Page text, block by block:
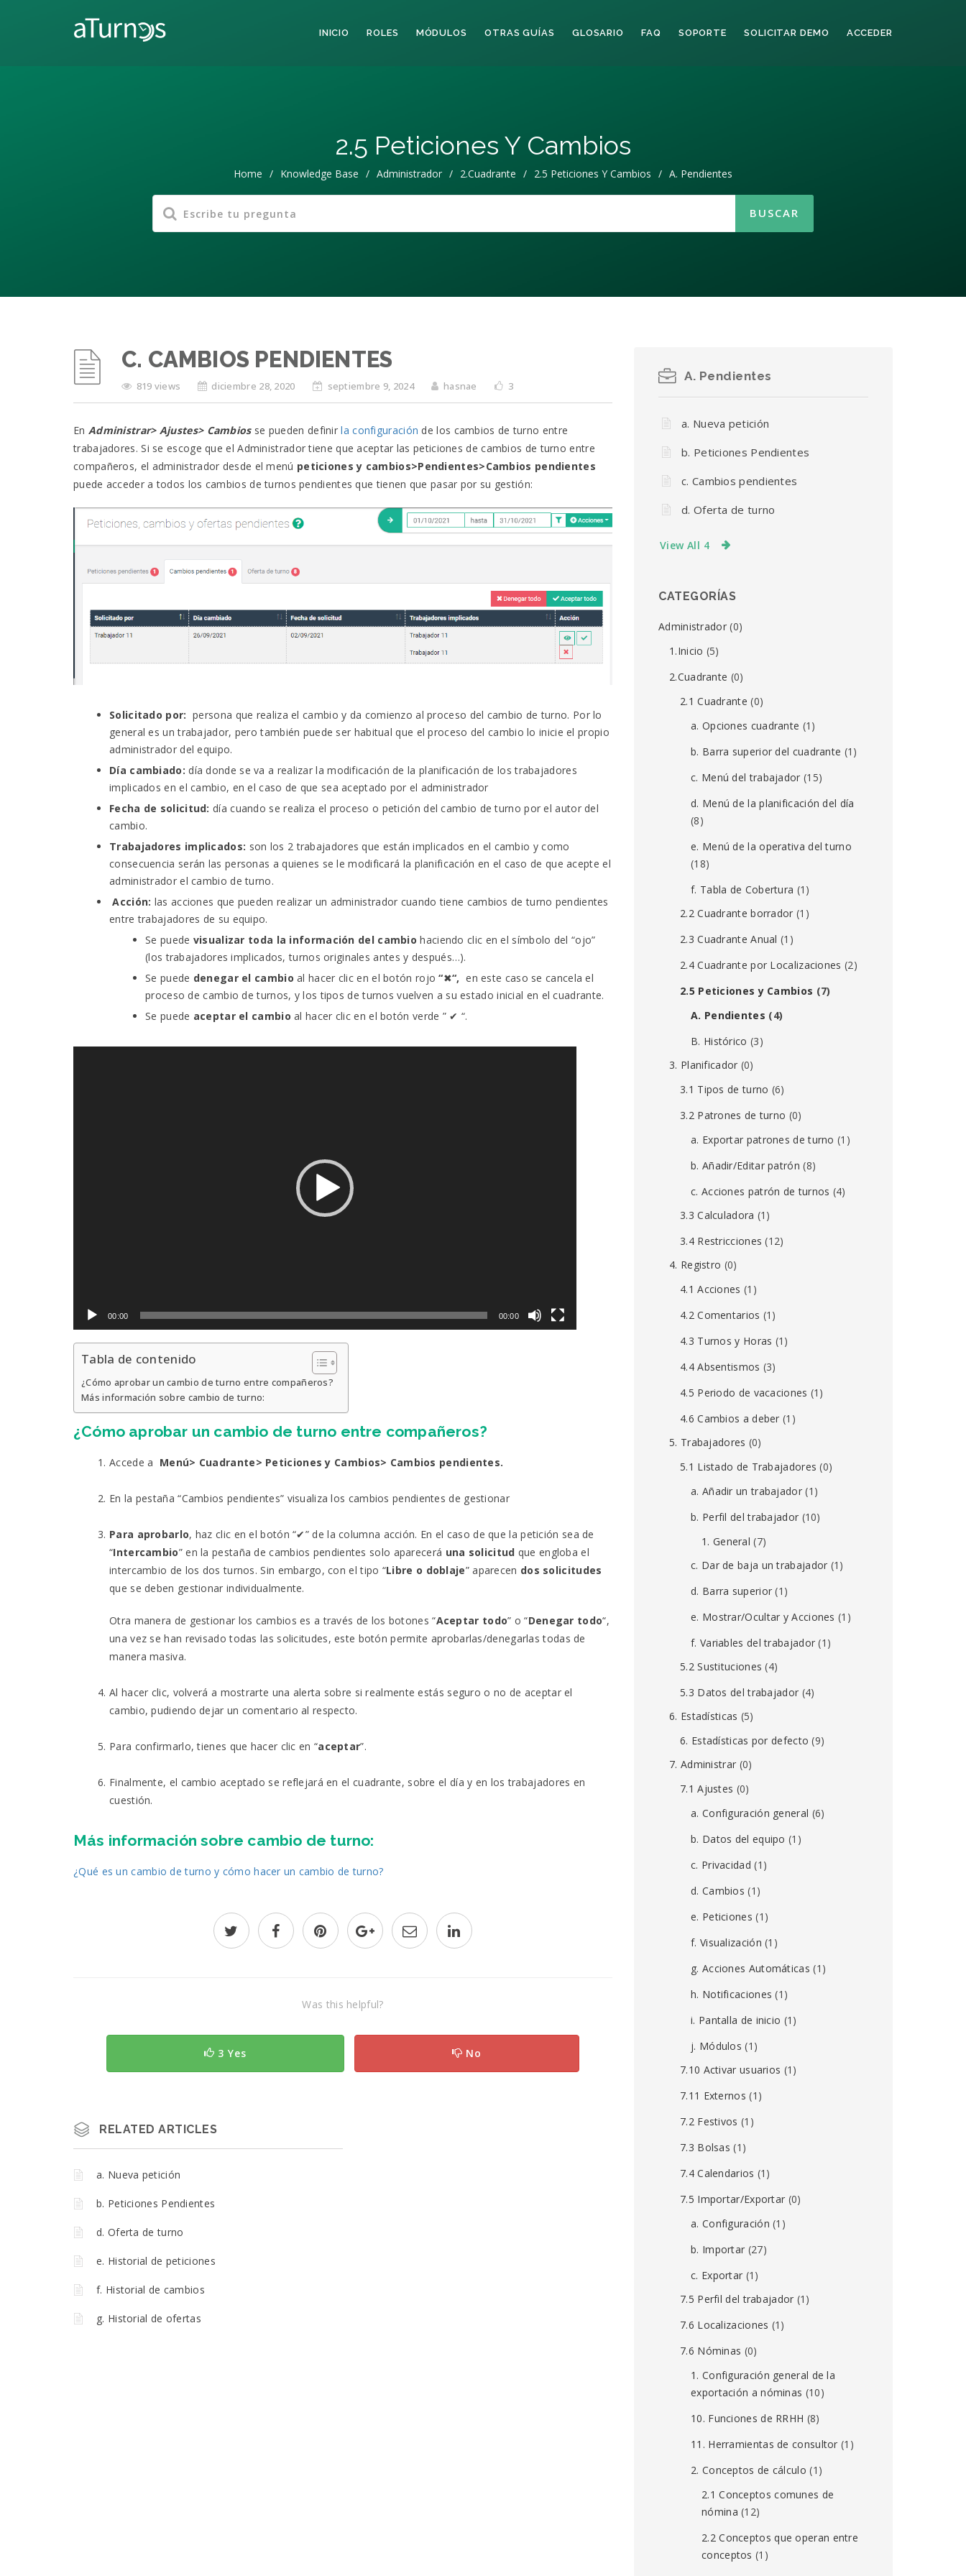
INICIO ROLES MÓDULOS OTRAS GUÍAS GLOSARIO FAQ SOPORTE SOLICITAR DEMO ACCEDER
2.5 Peticiones Y Cambios
Home / Knowledge Base / Administrador / 2.Cuadrante / 2.5 Peticiones Y Cambios / A. Pendientes
C. CAMBIOS PENDIENTES
819 views diciembre 28, 2020 septiembre 9, 2024 hasnae 3
En Administrar> Ajustes> Cambiosse pueden definirla configuración de los cambios de turno entre
trabajadores.Si se escoge que el Administrador tiene que aceptar las peticiones de cambios de turno entre
compañeros, el administrador desde el menú peticiones y cambios>Pendientes>Cambios pendientes
puede acceder a todos los cambios de turnos pendientes que tienen que pasar por su gestión:
Solicitado por: persona que realiza el cambio y da comienzo al proceso del cambio de turno. Por lo
general es un trabajador, pero también puede ser habitual que el proceso del cambio lo inicie el propio
administrador del equipo.
Día cambiado: día donde se va a realizar la modificación de la planificación de los trabajadores
implicados en el cambio, en el caso de que sea aceptado por el administrador
Fecha de solicitud: día cuando se realiza el proceso o petición del cambio de turno por el autor del
cambio.
Trabajadores implicados: son los 2 trabajadores que están implicados en el cambio y como
consecuencia serán las personas a quienes se le modificará la planificación en el caso de que acepte el
administrador el cambio de turno.
Acción: las acciones que pueden realizar un administrador cuando tiene cambios de turno pendientes
entre trabajadores de su equipo.
Se puede visualizar toda la información del cambiohaciendo clic en el símbolo del “ojo”
(los trabajadores implicados, turnos originales antes y después…).
Se puede denegar el cambio al hacer clic en el botón rojo“✖“, en este caso se cancela el
proceso de cambio de turnos, y los tipos de turnos vuelven a su estado inicial en el cuadrante.
Se puede aceptar el cambioal hacer clic en el botón verde ” ✔ “.
00:00 00:00
Tabla de contenido
¿Cómo aprobar un cambio de turno entre compañeros?
Más información sobre cambio de turno:
¿Cómo aprobar un cambio de turno entre compañeros?
Accede a Menú> Cuadrante> Peticiones y Cambios> Cambios pendientes.
En la pestaña “Cambios pendientes” visualiza los cambios pendientes de gestionar
Para aprobarlo, haz clic en el botón “✔” de la columna acción. En el caso de que la petición sea de
“Intercambio” en la pestaña de cambios pendientes solo aparecerá una solicitud que engloba el
intercambio de los dos turnos. Sin embargo, con el tipo “Libre o doblaje” aparecen dos solicitudes
que se deben gestionar individualmente.
Otra manera de gestionar los cambios es a través de los botones “Aceptar todo” o “Denegar todo“,
una vez se han revisado todas las solicitudes, este botón permite aprobarlas/denegarlas todas de
manera masiva.
Al hacer clic, volverá a mostrarte una alerta sobre si realmente estás seguro o no de aceptar el
cambio, pudiendo dejar un comentario al respecto.
Para confirmarlo, tienes que hacer clic en “aceptar”.
Finalmente, el cambio aceptado se reflejará en el cuadrante, sobre el día y en los trabajadores en
cuestión.
Más información sobre cambio de turno:
¿Qué es un cambio de turno y cómo hacer un cambio de turno?
Was this helpful?
3 Yes No
RELATED ARTICLES
a. Nueva petición
b. Peticiones Pendientes
d. Oferta de turno
e. Historial de peticiones
f. Historial de cambios
g. Historial de ofertas
A. Pendientes
a. Nueva petición
b. Peticiones Pendientes
c. Cambios pendientes
d. Oferta de turno
View All 4
CATEGORÍAS
Administrador(0)
1.Inicio (5)
2.Cuadrante (0)
2.1 Cuadrante (0)
a. Opciones cuadrante (1)
b. Barra superior del cuadrante (1)
c. Menú del trabajador (15)
d. Menú de la planificación del día
(8)
e. Menú de la operativa del turno
(18)
f. Tabla de Cobertura (1)
2.2 Cuadrante borrador (1)
2.3 Cuadrante Anual (1)
2.4 Cuadrante por Localizaciones (2)
2.5 Peticiones y Cambios (7)
A. Pendientes (4)
B. Histórico (3)
3. Planificador (0)
3.1 Tipos de turno (6)
3.2 Patrones de turno (0)
a. Exportar patrones de turno (1)
b. Añadir/Editar patrón (8)
c. Acciones patrón de turnos (4)
3.3 Calculadora (1)
3.4 Restricciones (12)
4. Registro (0)
4.1 Acciones (1)
4.2 Comentarios (1)
4.3 Turnos y Horas (1)
4.4 Absentismos (3)
4.5 Periodo de vacaciones (1)
4.6 Cambios a deber (1)
5. Trabajadores (0)
5.1 Listado de Trabajadores (0)
a. Añadir un trabajador(1)
b. Perfil del trabajador (10)
1. General (7)
c. Dar de baja un trabajador (1)
d. Barra superior (1)
e. Mostrar/Ocultar y Acciones (1)
f. Variables del trabajador (1)
5.2 Sustituciones (4)
5.3 Datos del trabajador (4)
6. Estadísticas (5)
6. Estadísticas por defecto (9)
7. Administrar (0)
7.1 Ajustes (0)
a. Configuración general (6)
b. Datos del equipo (1)
c. Privacidad (1)
d. Cambios (1)
e. Peticiones (1)
f. Visualización (1)
g. Acciones Automáticas (1)
h. Notificaciones (1)
i. Pantalla de inicio (1)
j. Módulos (1)
7.10 Activar usuarios (1)
7.11 Externos (1)
7.2 Festivos (1)
7.3 Bolsas (1)
7.4 Calendarios (1)
7.5 Importar/Exportar (0)
a. Configuración (1)
b. Importar (27)
c. Exportar (1)
7.5 Perfil del trabajador (1)
7.6 Localizaciones (1)
7.6 Nóminas (0)
1. Configuración general de la
exportación a nóminas (10)
10. Funciones de RRHH (8)
11. Herramientas de consultor (1)
2. Conceptos de cálculo (1)
2.1 Conceptos comunes de
nómina (12)
2.2 Conceptos que operan entre
conceptos (1)